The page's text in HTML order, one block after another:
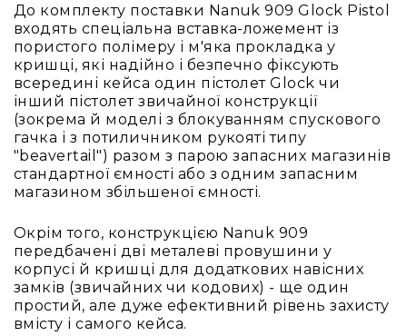
колл-
центрів
Аксесуари
і
комплектуючі
Рішення
для
трансляцій
звуку
Готові
для
нарад
і
конференцій
Спікерфони
До комплекту поставки Nanuk 909 Glock Pistol
входять спеціальна вставка-ложемент із
пористого полімеру і м'яка прокладка у
кришці, які надійно і безпечно фіксують
всередині кейса один пістолет Glock чи
інший пістолет звичайної конструкції
(зокрема й моделі з блокуванням спускового
гачка і з потиличником рукояті типу
"beavertail") разом з парою запасних магазинів
стандартної ємності або з одним запасним
магазином збільшеної ємності.
Окрім того, конструкцією Nanuk 909
передбачені дві металеві провушини у
корпусі й кришці для додаткових навісних
замків (звичайних чи кодових) - ще один
простий, але дуже ефективний рівень захисту
вмісту і самого кейса.